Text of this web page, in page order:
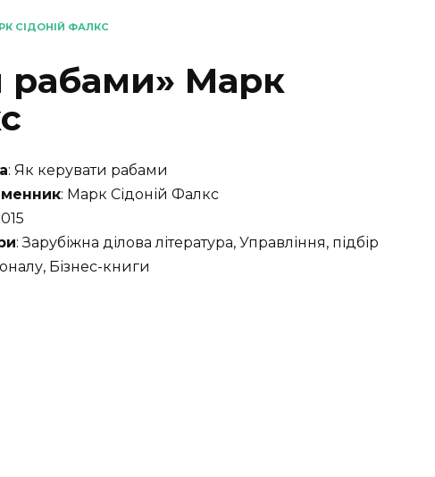
СІДОНІЙ ФАЛКС
рабами» Марк
: Як керувати рабами
: Марк Сідоній Фалкс
: Зарубіжна ділова література, Управління, підбір
Бізнес-книги